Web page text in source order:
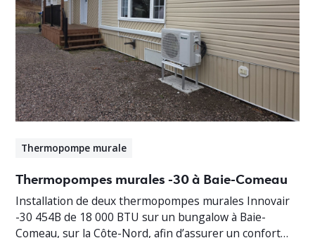
Thermopompe murale
Thermopompes murales -30 à Baie-Comeau
Installation de deux thermopompes murales Innovair
-30 454B de 18 000 BTU sur un bungalow à Baie-
Comeau, sur la Côte-Nord, afin d’assurer un confort